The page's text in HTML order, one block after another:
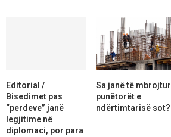
Editorial /
Bisedimet pas
“perdeve” janë
legjitime në
diplomaci, por para
Sa janë të mbrojtur
punëtorët e
ndërtimtarisë sot?